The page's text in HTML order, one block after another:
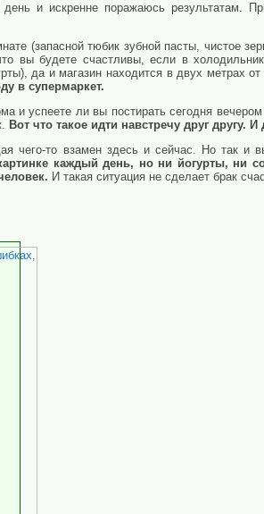
и искренне поражаюсь результатам.
(запасной тюбик зубной пасты, чистое
вы будете счастливы, если в
да и магазин находится в двух метрах
в супермаркет.
и успеете ли вы постирать сегодня вечером
Вот что такое идти навстречу друг другу.
чего-то взамен здесь и сейчас. Но так и
каждый день, но ни йогурты, ни
И такая ситуация не сделает брак